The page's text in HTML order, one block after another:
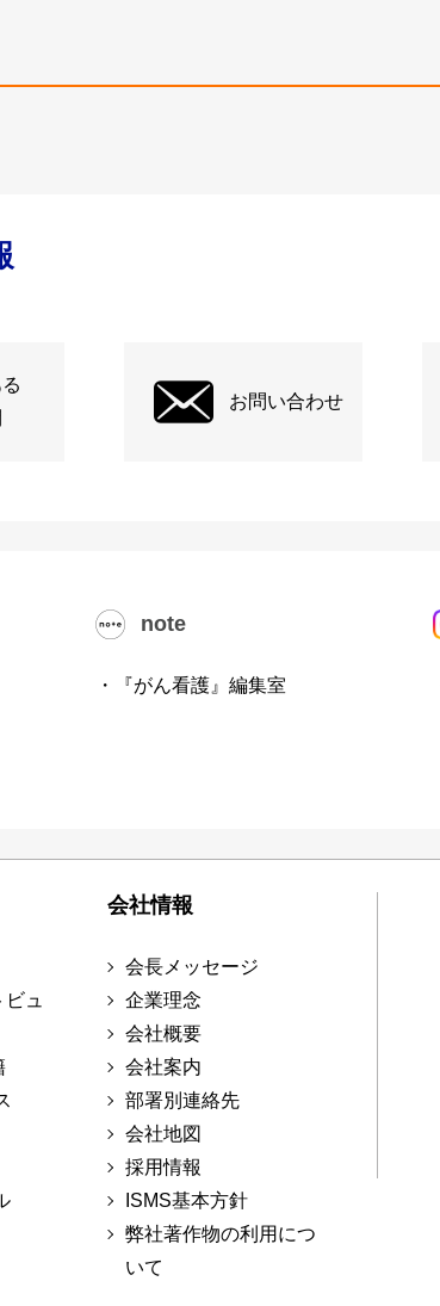
お問い合わせ
note
・『がん看護』編集室
ュ
会社情報
会長メッセージ
企業理念
会社概要
会社案内
部署別連絡先
会社地図
採用情報
ISMS基本方針
弊社著作物の利用につ
いて